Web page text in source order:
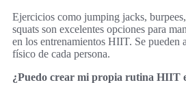
Ejercicios como jumping jacks,
squats son excelentes opciones para
en los entrenamientos HIIT. Se pueden
físico de cada persona.
¿Puedo crear mi propia rutina HIIT